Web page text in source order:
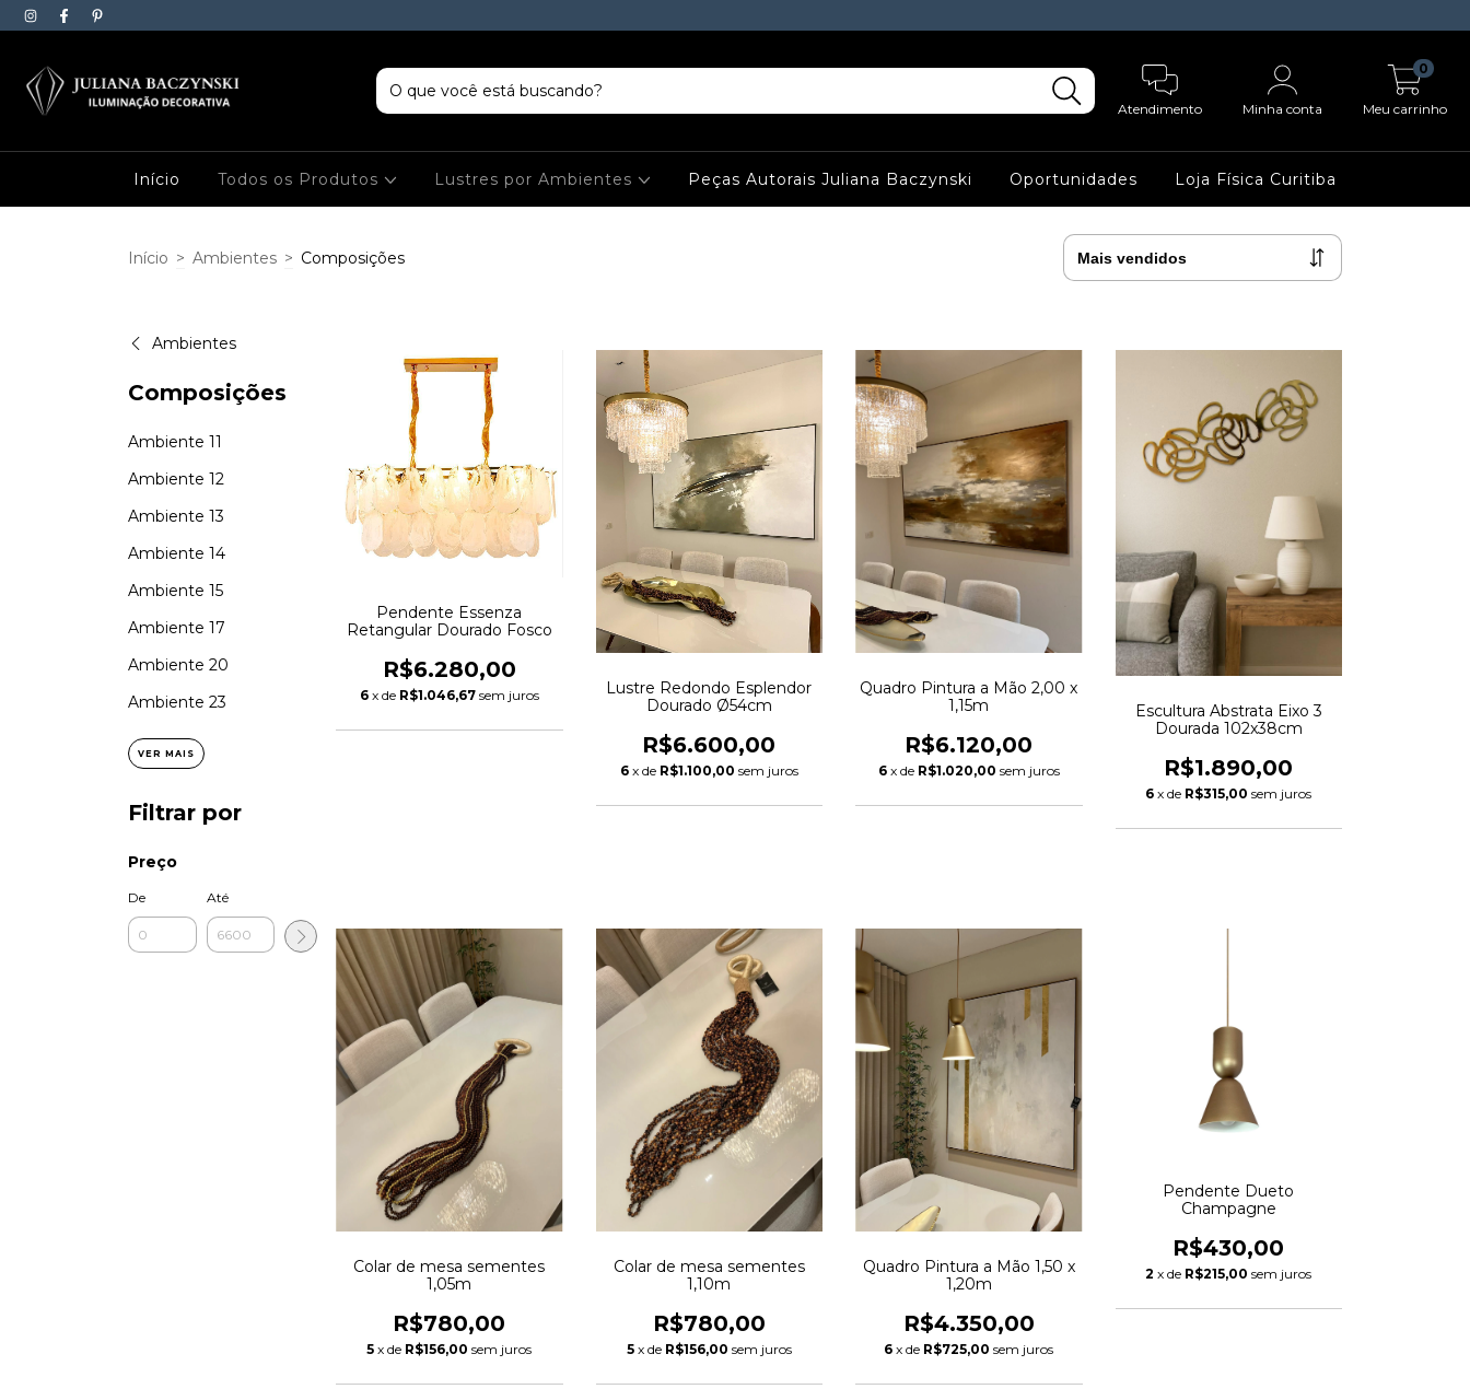
Atendimento Minha conta Meu carrinho
0
Início Todos os Produtos Lustres por Ambientes Peças Autorais Juliana Baczynski Oportunidades Loja Física Curitiba
Início > Ambientes > Composições
Ambientes
Composições
Ambiente 11
Ambiente 12
Ambiente 13
Ambiente 14
Ambiente 15
Ambiente 17
Ambiente 20
Ambiente 23
VER MAIS
Filtrar por
Preço
De Até
Pendente Essenza
Retangular Dourado Fosco
R$6.280,00
6 x de R$1.046,67 sem juros
Lustre Redondo Esplendor
Dourado Ø54cm
R$6.600,00
6 x de R$1.100,00 sem juros
Quadro Pintura a Mão 2,00 x
1,15m
R$6.120,00
6 x de R$1.020,00 sem juros
Escultura Abstrata Eixo 3
Dourada 102x38cm
R$1.890,00
6 x de R$315,00 sem juros
Colar de mesa sementes
1,05m
R$780,00
5 x de R$156,00 sem juros
Colar de mesa sementes
1,10m
R$780,00
5 x de R$156,00 sem juros
Quadro Pintura a Mão 1,50 x
1,20m
R$4.350,00
6 x de R$725,00 sem juros
Pendente Dueto
Champagne
R$430,00
2 x de R$215,00 sem juros